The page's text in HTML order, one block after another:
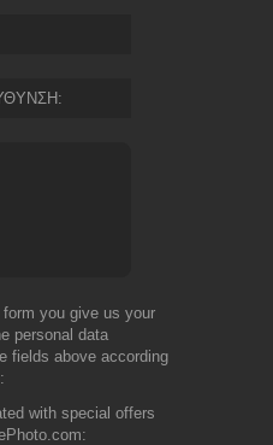
you give us your
personal data
fields above according
with special offers